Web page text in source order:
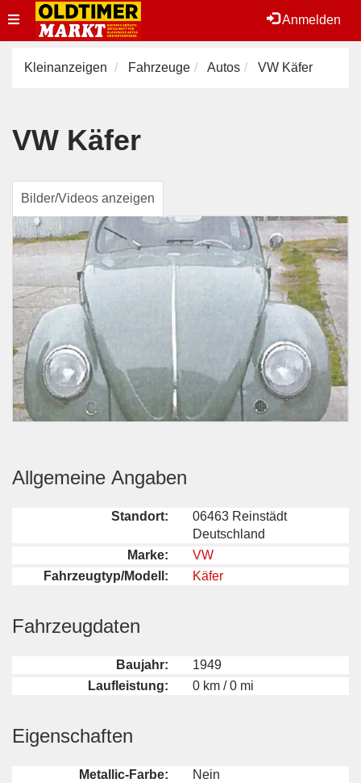
Anmelden
Toggle
navigation
Kleinanzeigen Fahrzeuge Autos VW Käfer
VW Käfer
Bilder/Videos anzeigen
Allgemeine Angaben
Standort:
06463 Reinstädt
Deutschland
Marke:
VW
Fahrzeugtyp/Modell:
Käfer
Fahrzeugdaten
Baujahr:
1949
Laufleistung:
0 km / 0 mi
Eigenschaften
Metallic-Farbe:
Nein